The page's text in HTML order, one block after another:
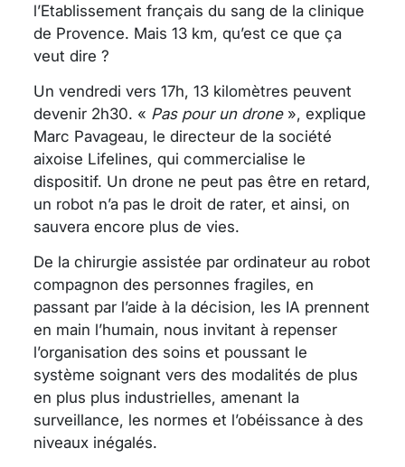
l’Etablissement français du sang de la clinique
de Provence. Mais 13 km, qu’est ce que ça
veut dire ?
Un vendredi vers 17h, 13 kilomètres peuvent
devenir 2h30. « Pas pour un drone», explique
Marc Pavageau, le directeur de la société
aixoise Lifelines, qui commercialise le
dispositif. Un drone ne peut pas être en retard,
un robot n’a pas le droit de rater, et ainsi, on
sauvera encore plus de vies.
De la chirurgie assistée par ordinateur au robot
compagnon des personnes fragiles, en
passant par l’aide à la décision, les IA prennent
en main l’humain, nous invitant à repenser
l’organisation des soins et poussant le
système soignant vers des modalités de plus
en plus plus industrielles, amenant la
surveillance, les normes et l’obéissance à des
niveaux inégalés.